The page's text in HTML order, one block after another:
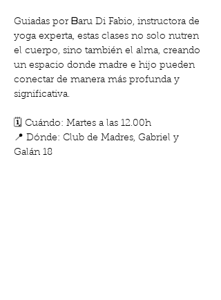
Guiadas por ᗷaru Di Fabio, instructora de
yoga experta, estas clases no solo nutren
el cuerpo, sino también el alma, creando
un espacio donde madre e hijo pueden
conectar de manera más profunda y
significativa.
🗓️ Cuándo: Martes a las 12.00h
📍 Dónde: Club de Madres, Gabriel y
Galán 18